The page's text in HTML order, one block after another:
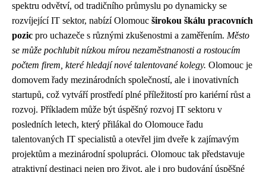
spektru odvětví, od tradičního průmyslu po dynamicky se
rozvíjející IT sektor, nabízí Olomouc širokou škálu pracovních
pozic pro uchazeče s různými zkušenostmi a zaměřením. Město
se může pochlubit nízkou mírou nezaměstnanosti a rostoucím
počtem firem, které hledají nové talentované kolegy. Olomouc je
domovem řady mezinárodních společností, ale i inovativních
startupů, což vytváří prostředí plné příležitostí pro kariérní růst a
rozvoj. Příkladem může být úspěšný rozvoj IT sektoru v
posledních letech, který přilákal do Olomouce řadu
talentovaných IT specialistů a otevřel jim dveře k zajímavým
projektům a mezinárodní spolupráci. Olomouc tak představuje
atraktivní destinaci nejen pro život, ale i pro budování úspěšné